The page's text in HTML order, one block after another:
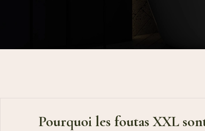
Pourquoi les foutas XXL